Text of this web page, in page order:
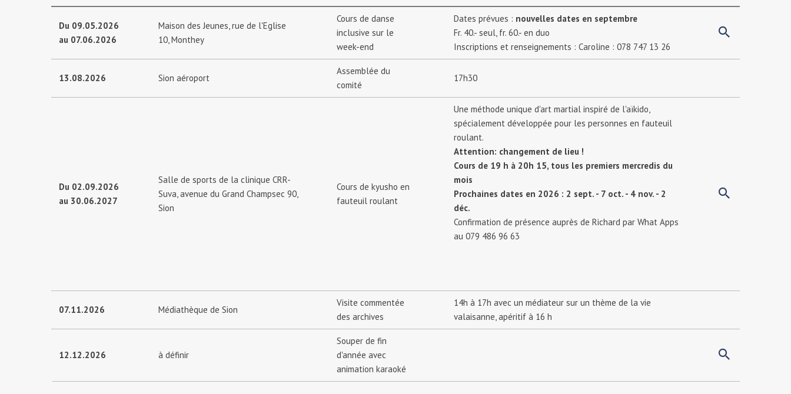
Du 09.05.2026
au 07.06.2026
Maison des Jeunes, rue de l'Eglise
10, Monthey
Cours de danse
inclusive sur le
week-end
Dates prévues : nouvelles dates en septembre
Fr. 40.- seul, fr. 60.- en duo
Inscriptions et renseignements : Caroline : 078 747 13 26
13.08.2026 Sion aéroport
Assemblée du
comité
17h30
Du 02.09.2026
au 30.06.2027
Salle de sports de la clinique CRR-
Suva, avenue du Grand Champsec 90,
Sion
Cours de kyusho en
fauteuil roulant
Une méthode unique d'art martial inspiré de l'aïkido,
spécialement développée pour les personnes en fauteuil
roulant.
Attention: changement de lieu !
Cours de 19 h à 20h 15, tous les premiers mercredis du
mois
Prochaines dates en 2026 : 2 sept. - 7 oct. - 4 nov. - 2
déc.
Confirmation de présence auprès de Richard par What Apps
au 079 486 96 63
07.11.2026 Médiathèque de Sion
Visite commentée
des archives
14h à 17h avec un médiateur sur un thème de la vie
valaisanne, apéritif à 16 h
12.12.2026 à définir
Souper de fin
d'année avec
animation karaoké